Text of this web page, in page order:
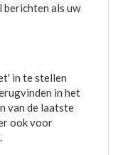
berichten als uw
in te stellen
in het
van de laatste
ook voor